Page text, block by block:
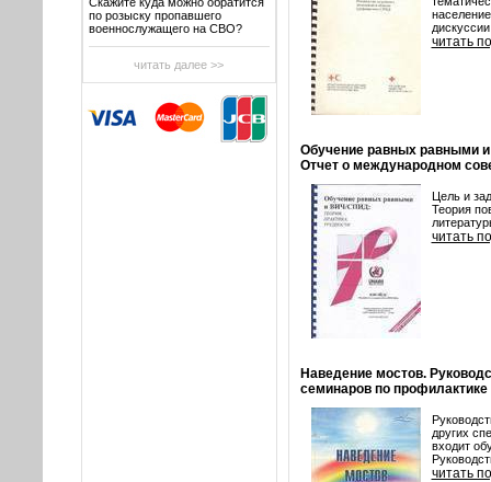
по розыску пропавшего
военнослужащего на СВО?
читать далее >>
читать
Обучение равных равными
Отчет о международном
Цель и
Теория
читать
Наведение мостов.
семинаров по
других
входит
читать